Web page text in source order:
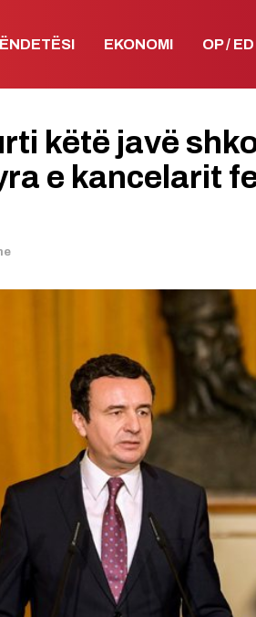
EKONOMI OP / ED
këtë javë
e kancelarit